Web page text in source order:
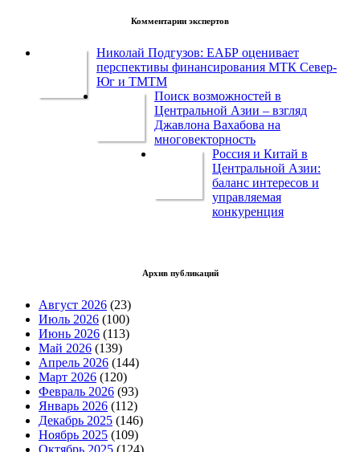
Комментарии экспертов
Николай Подгузов: ЕАБР оценивает
перспективы финансирования МТК Север-
Юг и ТМТМ
Поиск возможностей в
Центральной Азии – взгляд
Джавлона Вахабова на
многовекторность
Россия и Китай в
Центральной Азии:
баланс интересов и
управляемая
конкуренция
Архив публикаций
Август 2026 (23)
Июль 2026 (100)
Июнь 2026 (113)
Май 2026 (139)
Апрель 2026 (144)
Март 2026 (120)
Февраль 2026 (93)
Январь 2026 (112)
Декабрь 2025 (146)
Ноябрь 2025 (109)